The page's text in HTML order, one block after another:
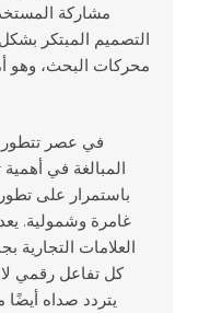
مشاركة
التصميم المبتكر
محركات البحث، وهو
في عصر تتطور
المبالغة في
باستمرار على تطور
غامرة وشمولية. يعد
العلامات
كل تفاعل رقمي
يتردد صداه